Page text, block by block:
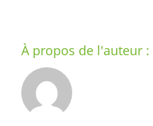
À propos de l'auteur :